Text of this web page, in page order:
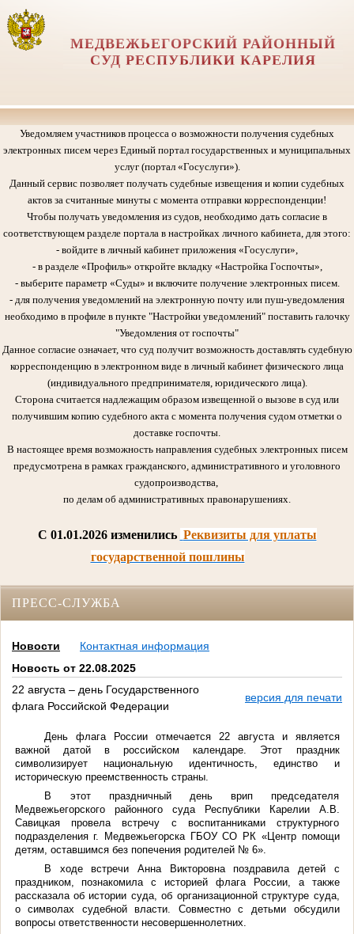
МЕДВЕЖЬЕГОРСКИЙ РАЙОННЫЙ
СУД РЕСПУБЛИКИ КАРЕЛИЯ
Уведомляем участников процесса о возможности получения судебных
электронных писем через Единый портал государственных и муниципальных
услуг (портал «Госуслуги»).
Данный сервис позволяет получать судебные извещения и копии судебных
актов за считанные минуты с момента отправки корреспонденции!
Чтобы получать уведомления из судов, необходимо дать согласие в
соответствующем разделе портала в настройках личного кабинета, для этого:
- войдите в личный кабинет приложения «Госуслуги»,
- в разделе «Профиль» откройте вкладку «Настройка Госпочты»,
- выберите параметр «Суды» и включите получение электронных писем.
- для получения уведомлений на электронную почту или пуш-уведомления
необходимо в профиле в пункте "Настройки уведомлений" поставить галочку
"Уведомления от госпочты"
Данное согласие означает, что суд получит возможность доставлять судебную
корреспонденцию в электронном виде в личный кабинет физического лица
(индивидуального предпринимателя, юридического лица).
Сторона считается надлежащим образом извещенной о вызове в суд или
получившим копию судебного акта с момента получения судом отметки о
доставке госпочты.
В настоящее время возможность направления судебных электронных писем
предусмотрена в рамках гражданского, административного и уголовного
судопроизводства,
по делам об административных правонарушениях.
C 01.01.2026 изменились Реквизиты для уплаты
государственной пошлины
ПРЕСС-СЛУЖБА
Новости
Контактная информация
Новость от 22.08.2025
22 августа – день Государственного
флага Российской Федерации
версия для печати
День флага России отмечается 22 августа и является
важной датой в российском календаре. Этот праздник
символизирует национальную идентичность, единство и
историческую преемственность страны.
В этот праздничный день врип председателя
Медвежьегорского районного суда Республики Карелии А.В.
Савицкая провела встречу с воспитанниками структурного
подразделения г. Медвежьегорска ГБОУ СО РК «Центр помощи
детям, оставшимся без попечения родителей № 6».
В ходе встречи Анна Викторовна поздравила детей с
праздником, познакомила с историей флага России, а также
рассказала об истории суда, об организационной структуре суда,
о символах судебной власти. Совместно с детьми обсудили
вопросы ответственности несовершеннолетних.